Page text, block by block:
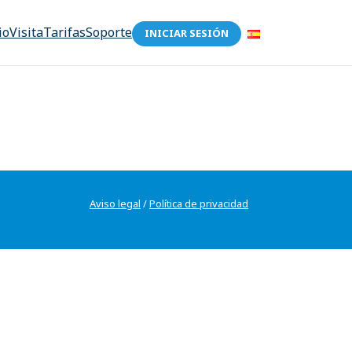
VisitaTarifasSoporte INICIAR SESIÓN
Aviso legal /Política de privacidad